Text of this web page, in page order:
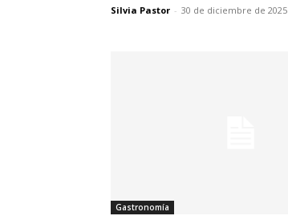
Silvia Pastor - 30 de diciembre de 2025
Gastronomía